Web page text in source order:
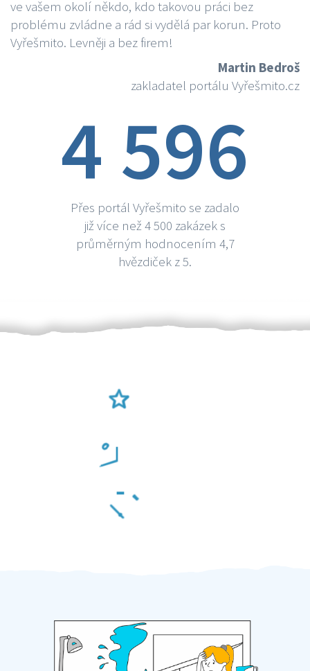
ve vašem okolí někdo, kdo takovou práci bez
problému zvládne a rád si vydělá par korun. Proto
Vyřešmito. Levněji a bez firem!
Martin Bedroš
zakladatel portálu Vyřešmito.cz
4 596
Přes portál Vyřešmito se zadalo
již více než 4 500 zakázek s
průměrným hodnocením 4,7
hvězdiček z 5.